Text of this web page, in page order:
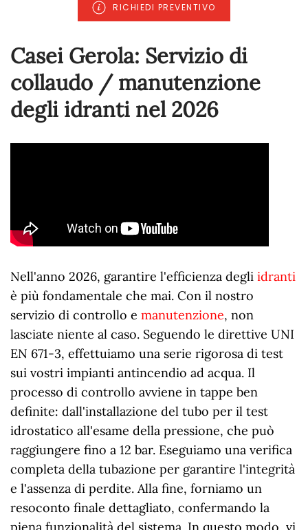
RICHIEDI PREVENTIVO
Casei Gerola: Servizio di
collaudo / manutenzione
degli idranti nel 2026
Nell'anno 2026, garantire l'efficienza degli idranti
è più fondamentale che mai. Con il nostro
servizio di controllo e manutenzione, non
lasciate niente al caso. Seguendo le direttive UNI
EN 671-3, effettuiamo una serie rigorosa di test
sui vostri impianti antincendio ad acqua. Il
processo di controllo avviene in tappe ben
definite: dall'installazione del tubo per il test
idrostatico all'esame della pressione, che può
raggiungere fino a 12 bar. Eseguiamo una verifica
completa della tubazione per garantire l'integrità
e l'assenza di perdite. Alla fine, forniamo un
resoconto finale dettagliato, confermando la
piena funzionalità del sistema. In questo modo, vi